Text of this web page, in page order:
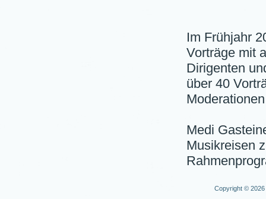
Im Frühjahr
Vorträge mit
Dirigenten
über 40
Medi
Musikreisen
Copyright © 2026